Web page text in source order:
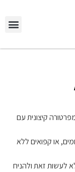
קיצונית עם
או קפואים ללא
לעשות זאת ולהניח